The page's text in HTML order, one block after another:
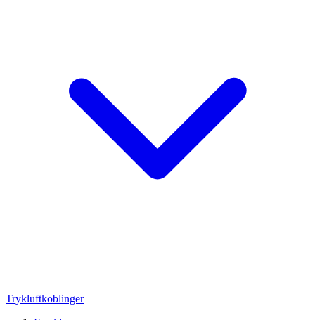
Trykluftkoblinger